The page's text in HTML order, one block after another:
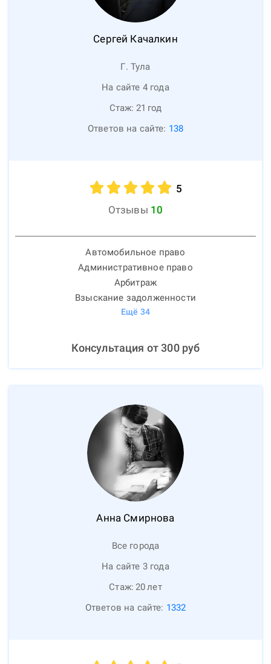
Сергей Качалкин
Г. Тула
На сайте 4 года
Стаж: 21 год
Ответов на сайте: 138
5
Отзывы 10
Автомобильное право
Административное право
Арбитраж
Взыскание задолженности
Ещё 34
Консультация от300руб
Анна Смирнова
Все города
На сайте 3 года
Стаж: 20лет
Ответов на сайте: 1332